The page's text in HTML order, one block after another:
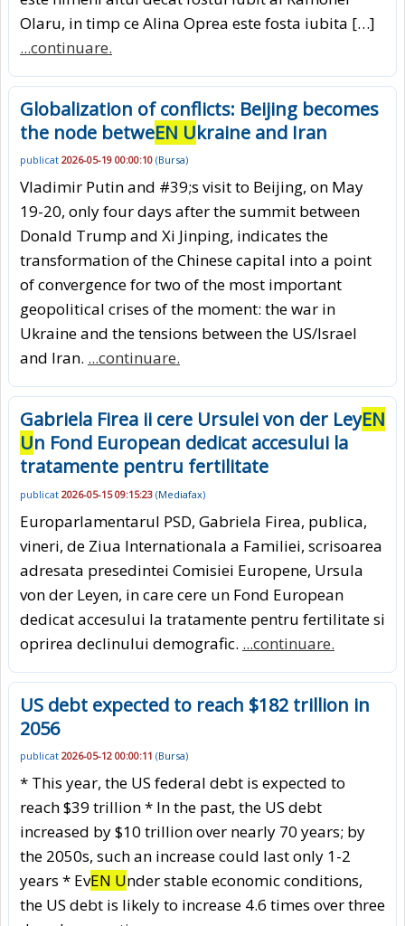
Olaru, in timp ce Alina Oprea este fosta iubita […]
...continuare.
Globalization of conflicts: Beijing becomes
the node betweEN Ukraine and Iran
publicat 2026-05-19 00:00:10 (Bursa)
Vladimir Putin and #39;s visit to Beijing, on May
19-20, only four days after the summit between
Donald Trump and Xi Jinping, indicates the
transformation of the Chinese capital into a point
of convergence for two of the most important
geopolitical crises of the moment: the war in
Ukraine and the tensions between the US/Israel
and Iran. ...continuare.
Gabriela Firea ii cere Ursulei von der LeyEN
Un Fond European dedicat accesului la
tratamente pentru fertilitate
publicat 2026-05-15 09:15:23 (Mediafax)
Europarlamentarul PSD, Gabriela Firea, publica,
vineri, de Ziua Internationala a Familiei, scrisoarea
adresata presedintei Comisiei Europene, Ursula
von der Leyen, in care cere un Fond European
dedicat accesului la tratamente pentru fertilitate si
oprirea declinului demografic. ...continuare.
US debt expected to reach $182 trillion in
2056
publicat 2026-05-12 00:00:11 (Bursa)
* This year, the US federal debt is expected to
reach $39 trillion * In the past, the US debt
increased by $10 trillion over nearly 70 years; by
the 2050s, such an increase could last only 1-2
years * EvEN Under stable economic conditions,
the US debt is likely to increase 4.6 times over three